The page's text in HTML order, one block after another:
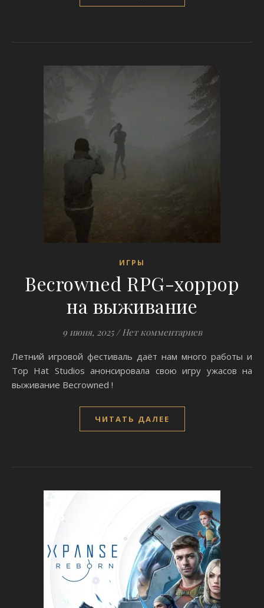
ИГРЫ
Becrowned RPG-хоррор
на выживание
9 июня, 2025 / Нет комментариев
Летний игровой фестиваль даёт нам много работы и
Top Hat Studios анонсировала свою игру ужасов на
выживание Becrowned !
ЧИТАТЬ ДАЛЕЕ